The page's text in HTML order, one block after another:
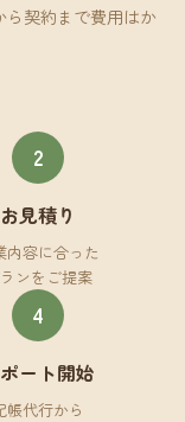
契約まで費用はか
2
お見積り
内容に合った
ンをご提案
4
ート開始
帳代行から